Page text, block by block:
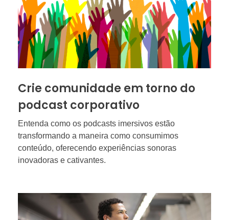
Crie comunidade em torno do
podcast corporativo
Entenda como os podcasts imersivos estão
transformando a maneira como consumimos
conteúdo, oferecendo experiências sonoras
inovadoras e cativantes.